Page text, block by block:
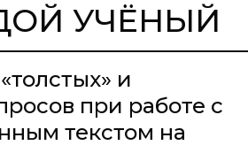
УЧЁНЫЙ
и
при работе с
текстом на